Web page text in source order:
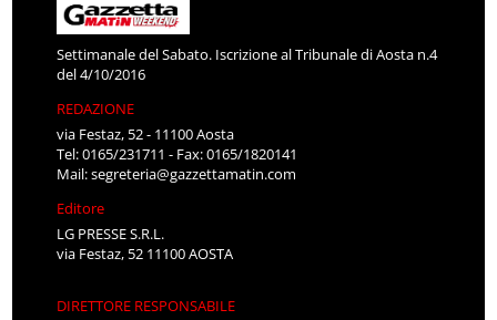
Settimanale del Sabato. Iscrizione al Tribunale di Aosta n.4
del 4/10/2016
REDAZIONE
via Festaz, 52 - 11100 Aosta
Tel: 0165/231711 - Fax: 0165/1820141
Mail:segreteria@gazzettamatin.com
Editore
LG PRESSE S.R.L.
via Festaz, 52 11100 AOSTA
DIRETTORE RESPONSABILE